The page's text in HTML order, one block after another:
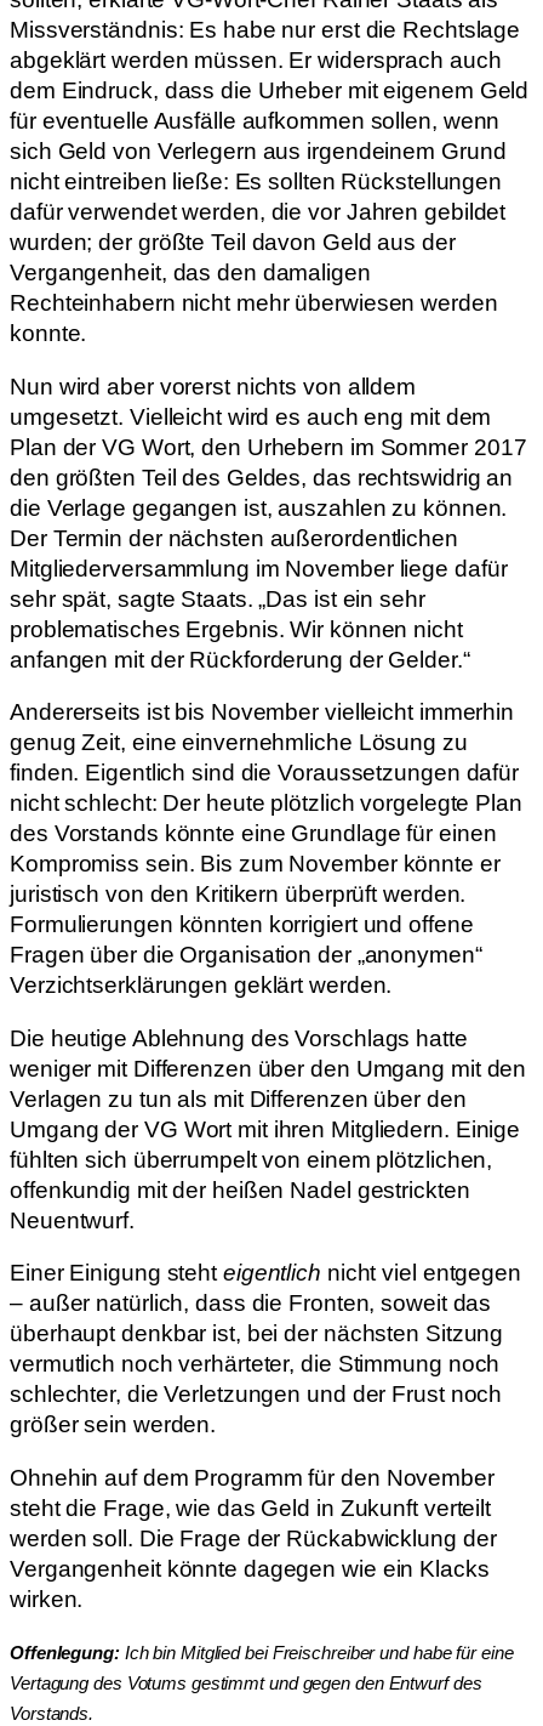
Missverständnis: Es habe nur erst die Rechtslage
abgeklärt werden müssen. Er widersprach auch
dem Eindruck, dass die Urheber mit eigenem Geld
für eventuelle Ausfälle aufkommen sollen, wenn
sich Geld von Verlegern aus irgendeinem Grund
nicht eintreiben ließe: Es sollten Rückstellungen
dafür verwendet werden, die vor Jahren gebildet
wurden; der größte Teil davon Geld aus der
Vergangenheit, das den damaligen
Rechteinhabern nicht mehr überwiesen werden
konnte.
Nun wird aber vorerst nichts von alldem
umgesetzt. Vielleicht wird es auch eng mit dem
Plan der VG Wort, den Urhebern im Sommer 2017
den größten Teil des Geldes, das rechtswidrig an
die Verlage gegangen ist, auszahlen zu können.
Der Termin der nächsten außerordentlichen
Mitgliederversammlung im November liege dafür
sehr spät, sagte Staats. „Das ist ein sehr
problematisches Ergebnis. Wir können nicht
anfangen mit der Rückforderung der Gelder.“
Andererseits ist bis November vielleicht immerhin
genug Zeit, eine einvernehmliche Lösung zu
finden. Eigentlich sind die Voraussetzungen dafür
nicht schlecht: Der heute plötzlich vorgelegte Plan
des Vorstands könnte eine Grundlage für einen
Kompromiss sein. Bis zum November könnte er
juristisch von den Kritikern überprüft werden.
Formulierungen könnten korrigiert und offene
Fragen über die Organisation der „anonymen“
Verzichtserklärungen geklärt werden.
Die heutige Ablehnung des Vorschlags hatte
weniger mit Differenzen über den Umgang mit den
Verlagen zu tun als mit Differenzen über den
Umgang der VG Wort mit ihren Mitgliedern. Einige
fühlten sich überrumpelt von einem plötzlichen,
offenkundig mit der heißen Nadel gestrickten
Neuentwurf.
Einer Einigung stehteigentlich nicht viel entgegen
– außer natürlich, dass die Fronten, soweit das
überhaupt denkbar ist, bei der nächsten Sitzung
vermutlich noch verhärteter, die Stimmung noch
schlechter, die Verletzungen und der Frust noch
größer sein werden.
Ohnehin auf dem Programm für den November
steht die Frage, wie das Geld in Zukunft verteilt
werden soll. Die Frage der Rückabwicklung der
Vergangenheit könnte dagegen wie ein Klacks
wirken.
Offenlegung:Ich bin Mitglied bei Freischreiber und habe für eine
Vertagung des Votums gestimmt und gegen den Entwurf des
Vorstands.